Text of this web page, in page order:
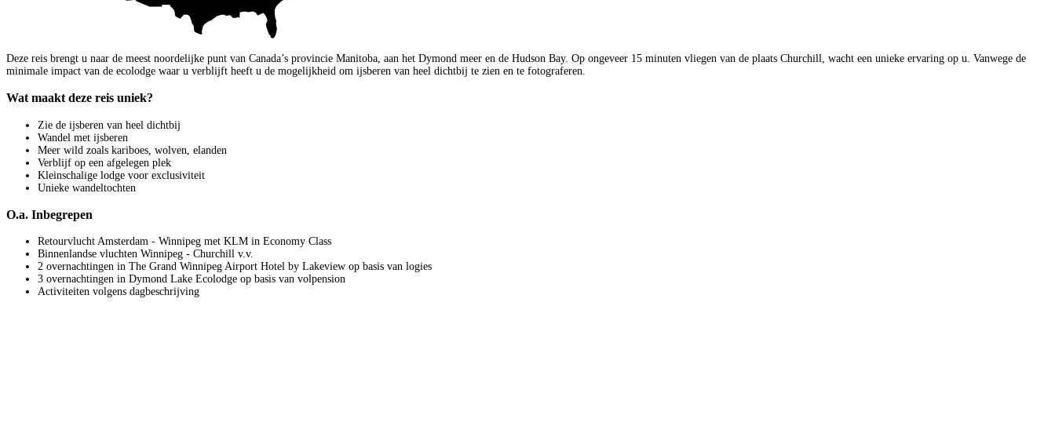
Deze reis brengt u naar de meest noordelijke punt van Canada’s provincie Manitoba, aan het Dymond meer en de Hudson Bay. Op ongeveer 15 minuten vliegen van de plaats Churchill, wacht een unieke ervaring op u. Vanwege de
minimale impact van de ecolodge waar u verblijft heeft u de mogelijkheid om ijsberen van heel dichtbij te zien en te fotograferen.
Wat maakt deze reis uniek?
Zie de ijsberen van heel dichtbij
Wandel met ijsberen
Meer wild zoals kariboes, wolven, elanden
Verblijf op een afgelegen plek
Kleinschalige lodge voor exclusiviteit
Unieke wandeltochten
O.a. Inbegrepen
Retourvlucht Amsterdam - Winnipeg met KLM in Economy Class
Binnenlandse vluchten Winnipeg - Churchill v.v.
2 overnachtingen in The Grand Winnipeg Airport Hotel by Lakeview op basis van logies
3 overnachtingen in Dymond Lake Ecolodge op basis van volpension
Activiteiten volgens dagbeschrijving